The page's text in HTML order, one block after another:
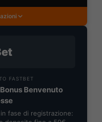
FASTBET
Benvenuto
fase di registrazione: